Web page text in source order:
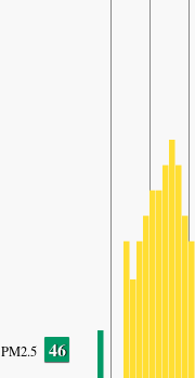
PM2.5 46